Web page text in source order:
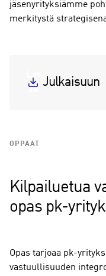
jäsenyrityksiämme
merkitystä
Julkaisuun
Lat
aa
OPPAAT
Kilpailuetua
opas pk-
Opas tarjoaa pk-
vastuullisuuden